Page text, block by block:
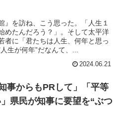
』を訪ね、こう思った。「人生１
めたんだろう？」。そして太平洋
者に「君たちは人生、何年と思っ
生が何年”だなんて、...
2024.06.21
事からもPRして」「平等
県民が知事に要望を“ぶつ